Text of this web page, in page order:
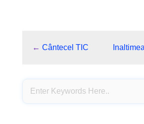
← Cântecel TIC